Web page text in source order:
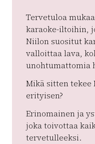
Tervetuloa
karaoke-iltoihin,
Niilon suositut
valloittaa lava,
unohtumattomia
Mikä sitten tekee
erityisen?
Erinomainen ja
joka toivottaa
tervetulleeksi.